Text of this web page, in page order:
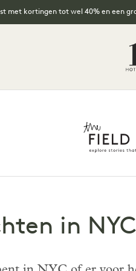
met kortingen tot wel 40% en een
in NYC